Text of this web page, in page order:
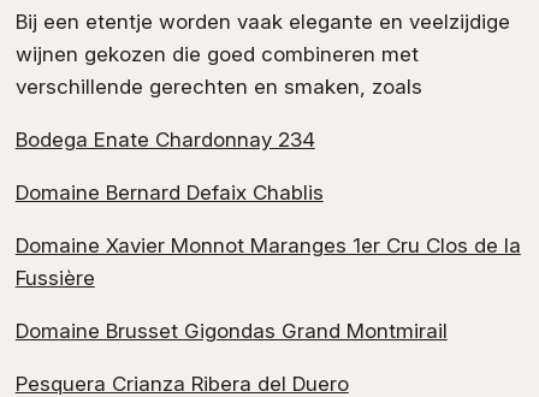
Bij een etentje worden vaak elegante en veelzijdige
wijnen gekozen die goed combineren met
verschillende gerechten en smaken, zoals
Bodega Enate Chardonnay 234
Domaine Bernard Defaix Chablis
Domaine Xavier Monnot Maranges 1er Cru Clos de la
Fussière
Domaine Brusset Gigondas Grand Montmirail
Pesquera Crianza Ribera del Duero